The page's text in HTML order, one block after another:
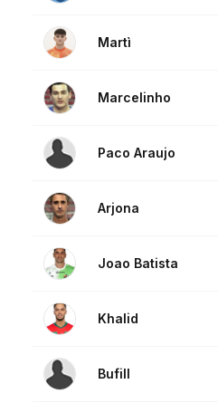
Martì
Marcelinho
Paco Araujo
Arjona
Joao Batista
Khalid
Bufill